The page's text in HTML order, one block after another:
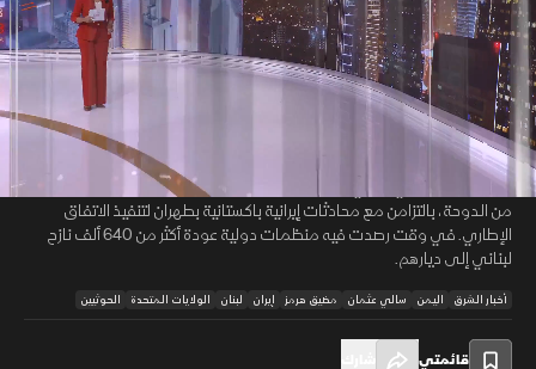
25:19
"دعم الشرعية" يتوعد الحوثيين.. وتحذيرات إيرانية
بشأن "هرمز"
25:19 أخبار
أخبار الشرق
توعد تحالف دعم الشرعية في اليمن برد حازم وقوي على تصريحات الحوثيين
الأخيرة ضد السعودية، واصفا إياها بمحاولة مكشوفة للهروب من الانتهاكات
ضد الشعب اليمني. وفي سياق متصل، أرسلت طهران رسائل تحذيرية لأميركا
من الدوحة، بالتزامن مع محادثات إيرانية باكستانية بطهران لتنفيذ الاتفاق
الإطاري. في وقت رصدت فيه منظمات دولية عودة أكثر من 640 ألف نازح
لبناني إلى ديارهم.
أخبار الشرق اليمن سالي عثمان مضيق هرمز إيران لبنان الولايات المتحدة الحوثيين
قائمتي